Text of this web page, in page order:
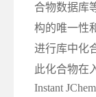
合物数据库
构的唯一性
进行库中化
此化合物在
Instant